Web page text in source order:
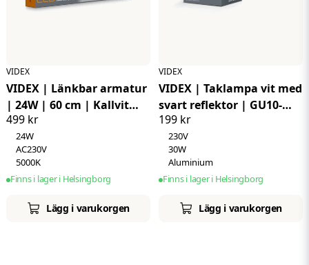
VIDEX
VIDEX | Länkbar armatur
| 24W | 60 cm | Kallvit
5000K | UGR<19
499 kr
24W
AC230V
5000K
Finns i lager i Helsingborg
Lägg i varukorgen
VIDEX
VIDEX | Taklampa vit med
svart reflektor | GU10-
sockel
199 kr
230V
30W
Aluminium
Finns i lager i Helsingborg
Lägg i varukorgen